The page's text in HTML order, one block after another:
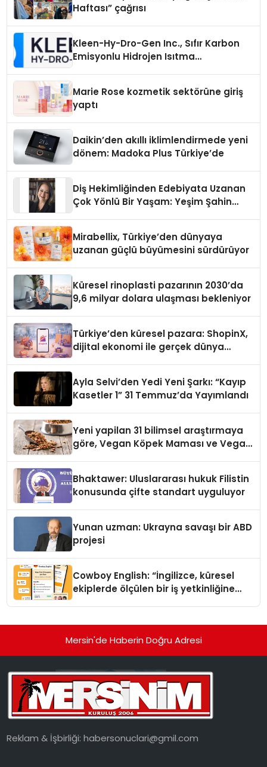
Haftası” çağrısı
Kleen-Hy-Dro-Gen Inc., Sıfır Karbon
Emisyonlu Hidrojen Isıtma
Marie Rose kozmetik sektörüne giriş
yaptı
Daikin’den akıllı iklimlendirmede yeni
dönem: Madoka Plus Türkiye’de
Diş Hekimliğinden Edebiyata Uzanan
Çok Yönlü Bir Yaşam: Yeşim Şahin
Mirabellix, Türkiye’den dünyaya
uzanan güçlü büyümesini sürdürüyor
Küresel rinoplasti pazarının 2030’da
9,6 milyar dolara ulaşması bekleniyor
Türkiye’den küresel pazara: ShopinX,
dijital ekonomi ile gerçek dünya
Ayla Selvi’den Yedi Yeni Şarkı: “Kayıp
Kasetler 1” 31 Temmuz’da Yayımlandı
Yeni yapilan 31 bilimsel araştırmaya
göre, Vegan Köpek Maması ve Vegan
Bhaktawer: Uluslararası hukuk Filistin
konusunda çifte standart uyguluyor
Yunan uzman: Ukrayna savaşı bir ABD
projesi
Cowboy English: “İngilizce, küresel
ekiplerde ölçülen bir iş yetkinliğine
Mersin'de Haberin Doğru Adresi
Reklam & İşbirliği:habersonuclari@gmil.com